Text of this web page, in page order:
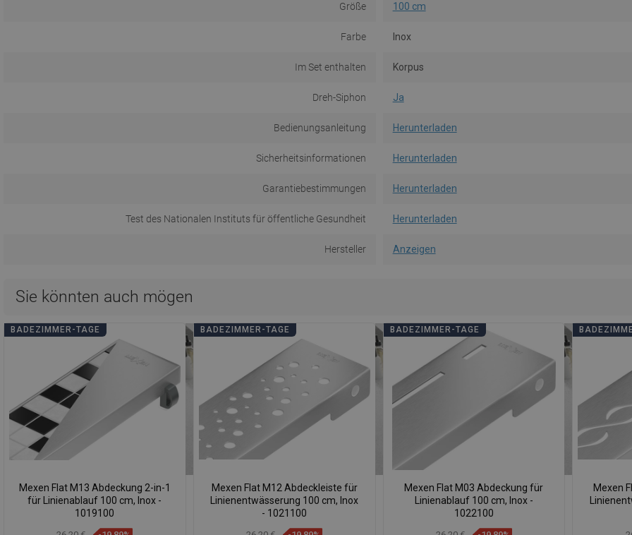
Größe 100 cm
Farbe Inox
Im Set enthalten Korpus
Dreh-Siphon Ja
Bedienungsanleitung Herunterladen
Sicherheitsinformationen Herunterladen
Garantiebestimmungen Herunterladen
Test des Nationalen Instituts für öffentliche Gesundheit Herunterladen
Hersteller Anzeigen
Sie könnten auch mögen
BADEZIMMER-TAGE
Mexen Flat M13 Abdeckung 2-in-1
für Linienablauf 100 cm, Inox -
1019100
BADEZIMMER-TAGE
Mexen Flat M12 Abdeckleiste für
Linienentwässerung 100 cm, Inox
- 1021100
BADEZIMMER-TAGE
Mexen Flat M03 Abdeckung für
Linienablauf 100 cm, Inox -
1022100
Mexen